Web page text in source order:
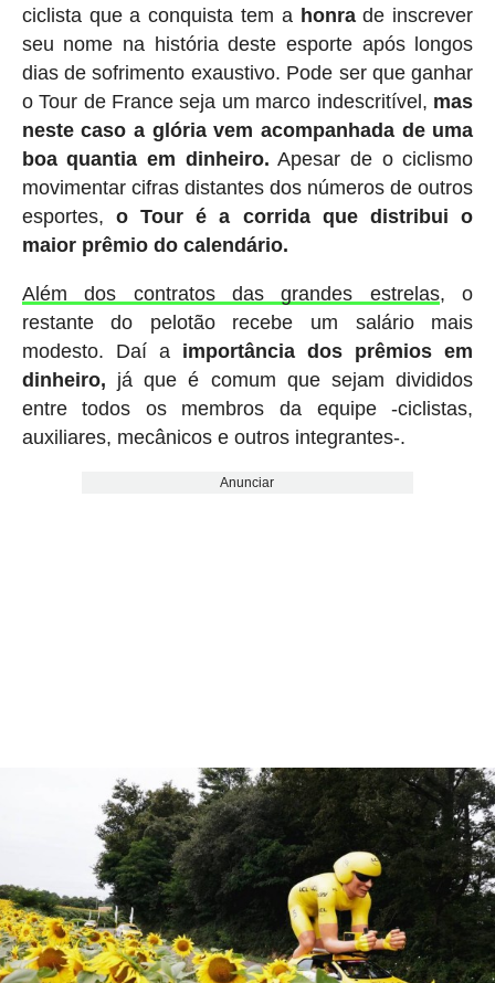
ciclista que a conquista tem a honrade inscrever
seu nome na história deste esporte após longos
dias de sofrimento exaustivo. Pode ser que ganhar
o Tour de France seja um marco indescritível, mas
neste caso a glória vem acompanhada de uma
boa quantia em dinheiro. Apesar de o ciclismo
movimentar cifras distantes dos números de outros
esportes, o Tour é a corrida que distribui o
maior prêmio do calendário.
Além dos contratos das grandes estrelas, o
restante do pelotão recebe um salário mais
modesto. Daí a importância dos prêmios em
dinheiro, já que é comum que sejam divididos
entre todos os membros da equipe -ciclistas,
auxiliares, mecânicos e outros integrantes-.
Anunciar